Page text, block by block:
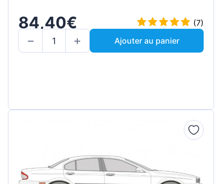
84,40€
(7)
Ajouter au panier